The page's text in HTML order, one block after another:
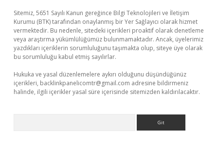
Sitemiz, 5651 Sayılı Kanun gereğince Bilgi Teknolojileri ve İletişim
Kurumu (BTK) tarafından onaylanmış bir Yer Sağlayıcı olarak hizmet
vermektedir. Bu nedenle, sitedeki içerikleri proaktif olarak denetleme
veya araştırma yükümlülüğümüz bulunmamaktadır. Ancak, üyelerimiz
yazdıkları içeriklerin sorumluluğunu taşımakta olup, siteye üye olarak
bu sorumluluğu kabul etmiş sayılırlar.
Hukuka ve yasal düzenlemelere aykırı olduğunu düşündüğünüz
içerikleri, backlinkpanelicomtr@gmail.com adresine bildirmeniz
halinde, ilgili içerikler yasal süre içerisinde sitemizden kaldırılacaktır.